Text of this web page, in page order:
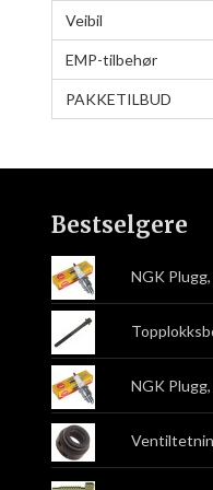
Veibil
EMP-tilbehør
PAKKETILBUD
Bestselgere
NGK Plugg,
NGK Plugg,